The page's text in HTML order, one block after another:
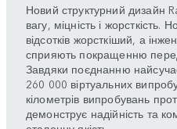
Новий структурний дизайн
вагу, міцність і
відсотків жорсткіший, а
сприяють покращенню
Завдяки поєднанню
260 000 віртуальних
кілометрів випробувань
демонструє надійність та